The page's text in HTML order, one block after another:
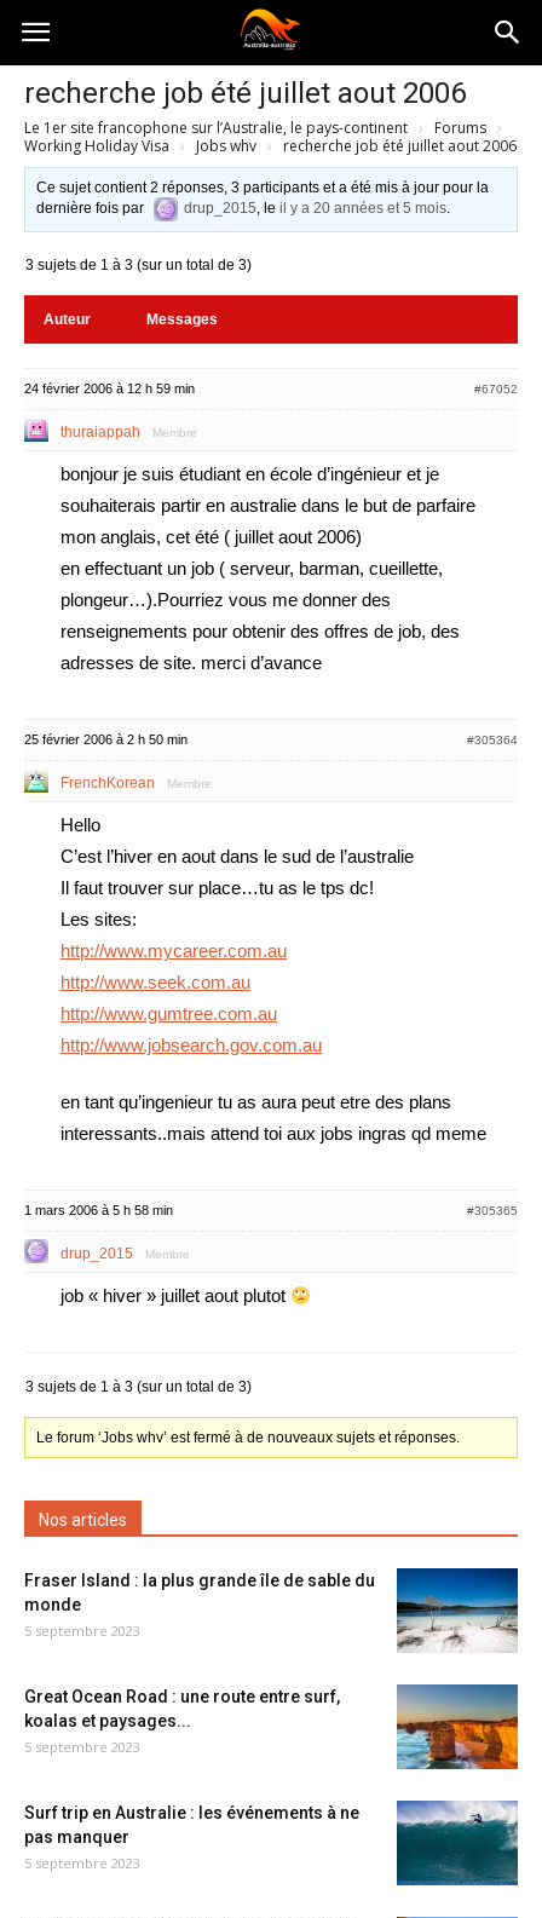
Australia-
australie.com
recherche job été juillet aout 2006
Le 1er site francophone sur l’Australie, le pays-continent › Forums ›
Working Holiday Visa › Jobs whv › recherche job été juillet aout 2006
Ce sujet contient 2 réponses, 3 participants et a été mis à jour pour la
dernière fois par
drup_2015, leil y a 20 années et 5 mois.
3 sujets de 1 à 3 (sur un total de 3)
Auteur Messages
24 février 2006 à 12 h 59 min #67052
thuraiappah Membre
bonjour je suis étudiant en école d’ingénieur et je
souhaiterais partir en australie dans le but de parfaire
mon anglais, cet été ( juillet aout 2006)
en effectuant un job ( serveur, barman, cueillette,
plongeur…).Pourriez vous me donner des
renseignements pour obtenir des offres de job, des
adresses de site. merci d’avance
25 février 2006 à 2 h 50 min #305364
FrenchKorean Membre
Hello
C’est l’hiver en aout dans le sud de l’australie
Il faut trouver sur place…tu as le tps dc!
Les sites:
http://www.mycareer.com.au
http://www.seek.com.au
http://www.gumtree.com.au
http://www.jobsearch.gov.com.au
en tant qu’ingenieur tu as aura peut etre des plans
interessants..mais attend toi aux jobs ingras qd meme
1 mars 2006 à 5 h 58 min #305365
drup_2015 Membre
job « hiver » juillet aout plutot
3 sujets de 1 à 3 (sur un total de 3)
Le forum ‘Jobs whv’ est fermé à de nouveaux sujets et réponses.
Nos articles
Fraser Island : la plus grande île de sable du
monde
5 septembre 2023
Great Ocean Road : une route entre surf,
koalas et paysages...
5 septembre 2023
Surf trip en Australie : les événements à ne
pas manquer
5 septembre 2023